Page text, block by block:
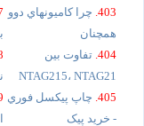
403. چرا کاميونهاي دوو
همچنان
404. تفاوت بين
NTAG215، NTAG21
405. چاپ پيکسل فوري
- خريد پيک